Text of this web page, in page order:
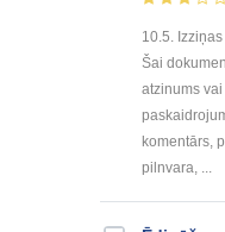
10.5.
Šai
atzinums
komentārs,
pilnvara, ...